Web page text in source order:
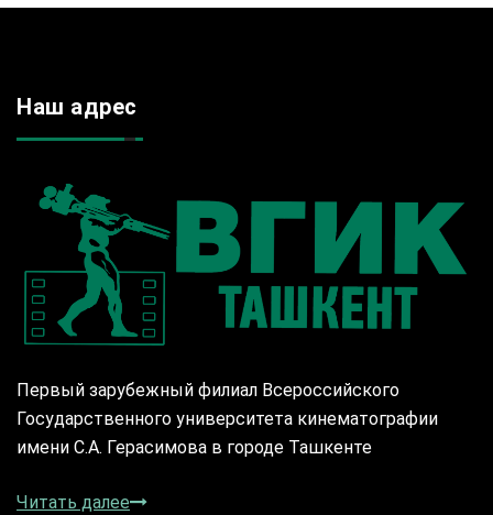
Наш адрес
Первый зарубежный филиал Всероссийского
Государственного университета кинематографии
имени С.А. Герасимова в городе Ташкенте
Читать далее